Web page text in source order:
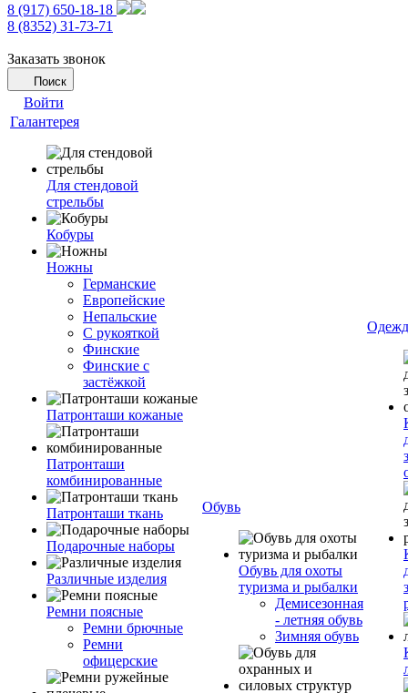
8 (917) 650-18-18
8 (8352) 31-73-71
Заказать звонок
Поиск
Войти
Галантерея
Для стендовой
стрельбы
Кобуры
Ножны
Германские
Европейские
Непальские
С рукояткой
Финские
Финские с
застёжкой
Патронташи кожаные
Патронташи
комбинированные
Патронташи ткань
Подарочные наборы
Различные изделия
Ремни поясные
Ремни брючные
Ремни
офицерские
Обувь
Обувь для охоты
туризма и рыбалки
Демисезонная
- летняя обувь
Зимняя обувь